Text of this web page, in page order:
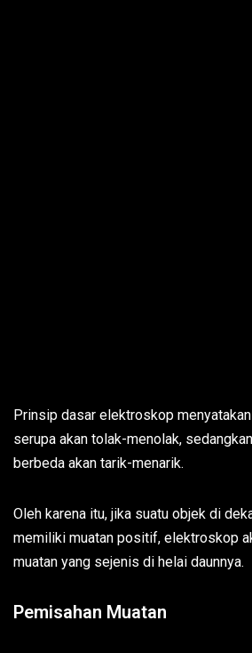
Prinsip dasar elektroskop
serupa akan tolak-menolak,
berbeda akan tarik-menarik.
Oleh karena itu, jika suatu objek di
memiliki muatan positif, elektroskop
muatan yang sejenis di helai daunnya.
Pemisahan Muatan